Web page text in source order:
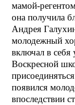
мамой-
она получила
Андрея
молодежный
включал в
Воскресной
появился
впоследствии